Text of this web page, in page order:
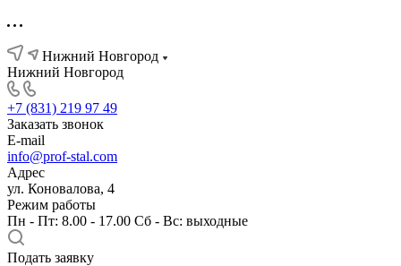
Нижний Новгород
Нижний Новгород
+7 (831) 219 97 49
Заказать звонок
E-mail
info@prof-stal.com
Адрес
ул. Коновалова, 4
Режим работы
Пн - Пт: 8.00 - 17.00 Сб - Вс: выходные
Подать заявку